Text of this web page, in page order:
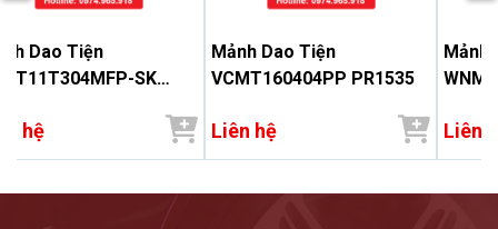
Dao Tiện
SK
hệ
Mảnh Dao Tiện
VCMT160404PP PR1535
Liên hệ
Mảnh
Liên